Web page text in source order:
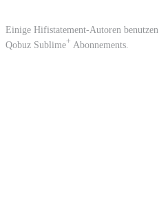
Einige Hifistatement-Autoren benutzen
Qobuz Sublime+ Abonnements.